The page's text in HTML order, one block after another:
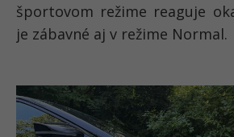
športovom režime reaguje
je zábavné aj v režime Normal.